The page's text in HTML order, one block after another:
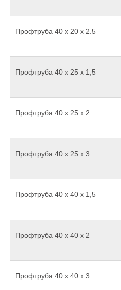
Профтруба 40 х 20 х 2.5
Профтруба 40 х 25 х 1,5
Профтруба 40 х 25 х 2
Профтруба 40 x 25 x 3
Профтруба 40 х 40 х 1,5
Профтруба 40 х 40 х 2
Профтруба 40 х 40 х 3